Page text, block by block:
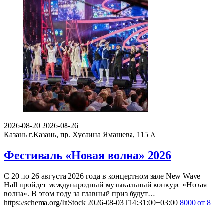
2026-08-20 2026-08-26
Казань г.Казань, пр. Хусаина Ямашева, 115 A
Фестиваль «Новая волна» 2026
С 20 по 26 августа 2026 года в концертном зале New Wave
Hall пройдет международный музыкальный конкурс «Новая
волна». В этом году за главный приз будут…
https://schema.org/InStock 2026-08-03T14:31:00+03:00 8000 от 8